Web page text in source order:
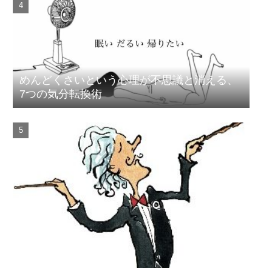
めんどくさいという心理が不思議と消える、
7つの気分転換術